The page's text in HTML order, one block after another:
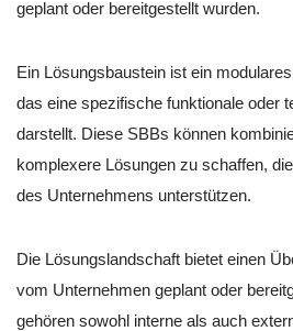
geplant oder bereitgestellt wurden.
Ein Lösungsbaustein ist ein
das eine spezifische funktionale oder
darstellt. Diese SBBs können
komplexere Lösungen zu schaffen,
des Unternehmens unterstützen.
Die Lösungslandschaft bietet einen
vom Unternehmen geplant oder
gehören sowohl interne als auch